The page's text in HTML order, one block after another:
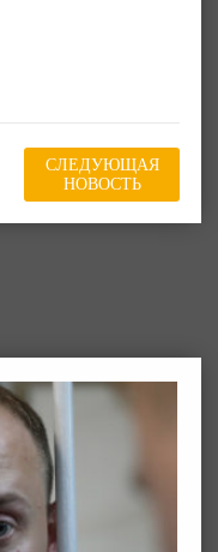
СЛЕДУЮЩАЯ
НОВОСТЬ